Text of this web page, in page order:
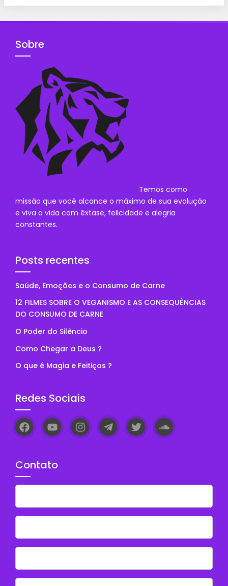
Sobre
Temos como
missão que você alcance o máximo de sua evolução
e viva a vida com êxtase, felicidade e alegria
constantes.
Posts recentes
Saúde, Emoções e o Consumo de Carne
12 FILMES SOBRE O VEGANISMO E AS CONSEQUÊNCIAS
DO CONSUMO DE CARNE
O Poder do Silêncio
Como Chegar a Deus ?
O que é Magia e Feitiços ?
Redes Sociais
Contato